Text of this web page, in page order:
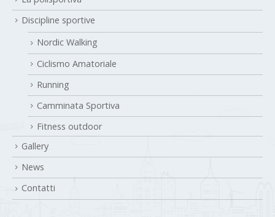
Discipline sportive
Nordic Walking
Ciclismo Amatoriale
Running
Camminata Sportiva
Fitness outdoor
Gallery
News
Contatti